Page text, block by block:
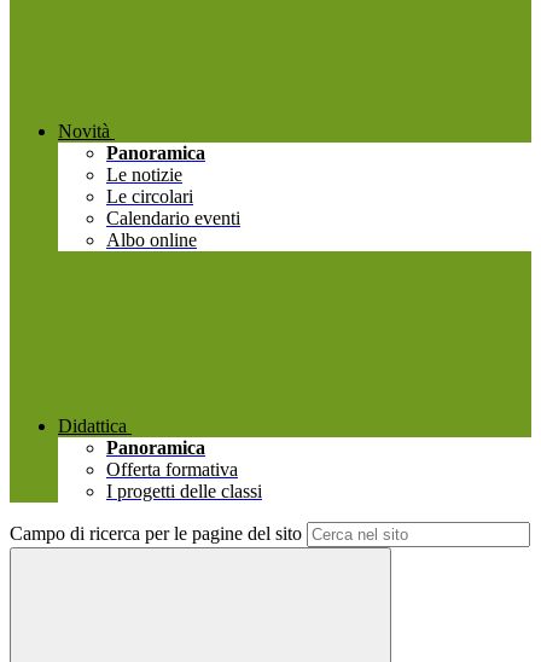
Novità
Panoramica
Le notizie
Le circolari
Calendario eventi
Albo online
Didattica
Panoramica
Offerta formativa
I progetti delle classi
Campo di ricerca per le pagine del sito